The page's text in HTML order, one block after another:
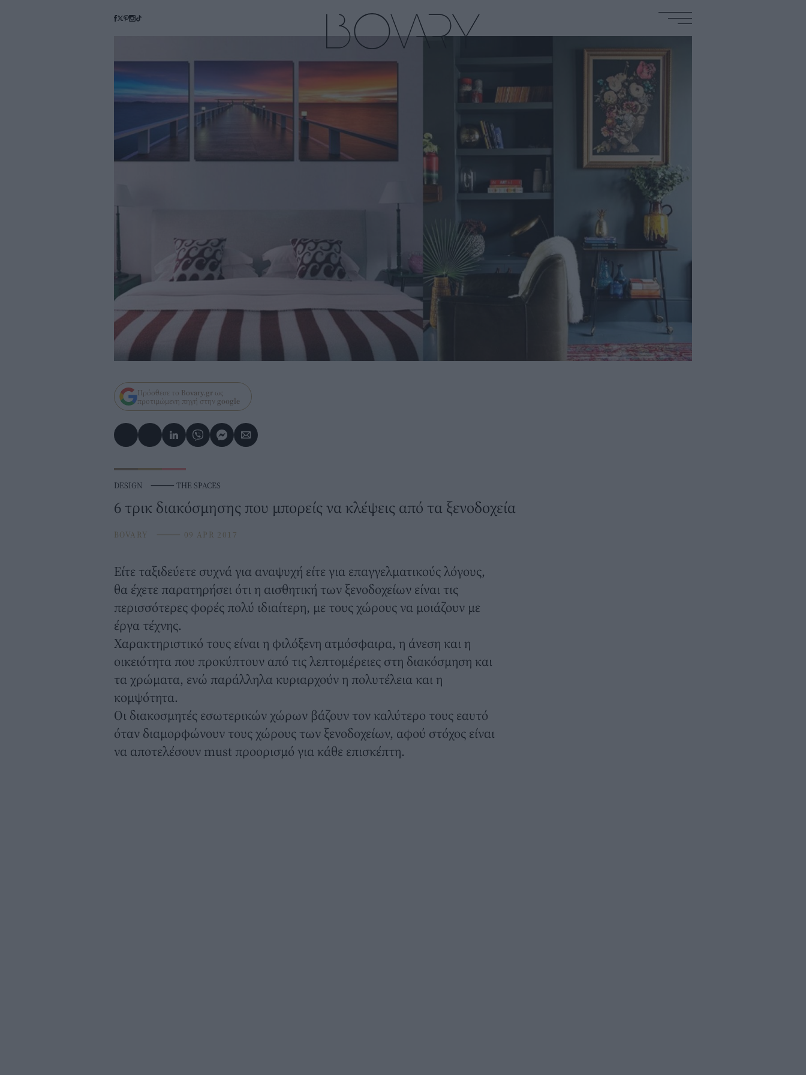
Πρόσθεσε το Bovary.gr ως
προτιμώμενη πηγή στην google
DESIGN ⸻ THE SPACES
6 τρικ διακόσμησης που μπορείς να κλέψεις από τα ξενοδοχεία
BOVARY ⸻ 09 APR 2017
Είτε ταξιδεύετε συχνά για αναψυχή είτε για επαγγελματικούς λόγους,
θα έχετε παρατηρήσει ότι η αισθητική των ξενοδοχείων είναι τις
περισσότερες φορές πολύ ιδιαίτερη, με τους χώρους να μοιάζουν με
έργα τέχνης.
Χαρακτηριστικό τους είναι η φιλόξενη ατμόσφαιρα, η άνεση και η
οικειότητα που προκύπτουν από τις λεπτομέρειες στη διακόσμηση και
τα χρώματα, ενώ παράλληλα κυριαρχούν η πολυτέλεια και η
κομψότητα.
Οι διακοσμητές εσωτερικών χώρων βάζουν τον καλύτερο τους εαυτό
όταν διαμορφώνουν τους χώρους των ξενοδοχείων, αφού στόχος είναι
να αποτελέσουν must προορισμό για κάθε επισκέπτη.